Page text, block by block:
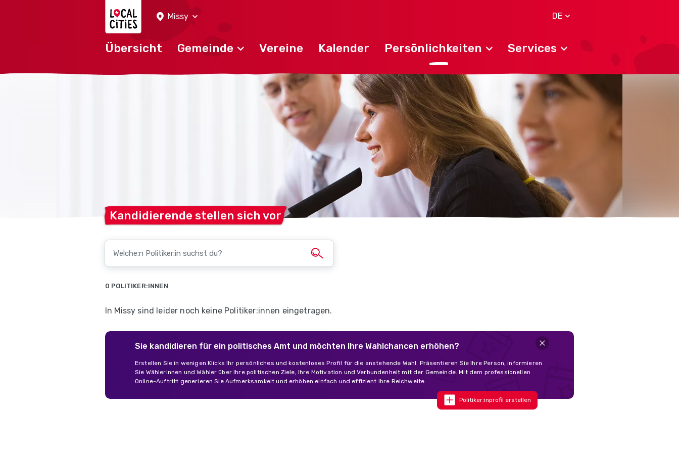
Missy
DE
Übersicht Gemeinde Vereine Kalender Persönlichkeiten Services
Kandidierende stellen sichvor
0 POLITIKER:INNEN
In Missy sind leider noch keine Politiker:innen eingetragen.
Sie kandidieren für ein politisches Amt und möchten Ihre Wahlchancen erhöhen?
Erstellen Sie in wenigen Klicks Ihr persönliches und kostenloses Profil für die anstehende Wahl. Präsentieren Sie Ihre Person, informieren
Sie Wählerinnen und Wähler über Ihre politischen Ziele, Ihre Motivation und Verbundenheit mit der Gemeinde. Mit dem professionellen
Online-Auftritt generieren Sie Aufmerksamkeit und erhöhen einfach und effizient Ihre Reichweite.
Politiker:inprofil erstellen